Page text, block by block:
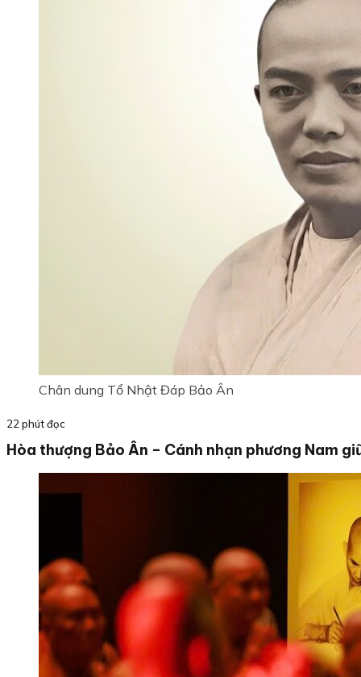
Chân dung Tổ Nhật Đáp Bảo Ân
22 phút đọc
Hòa thượng Bảo Ân – Cánh nhạn phương Nam